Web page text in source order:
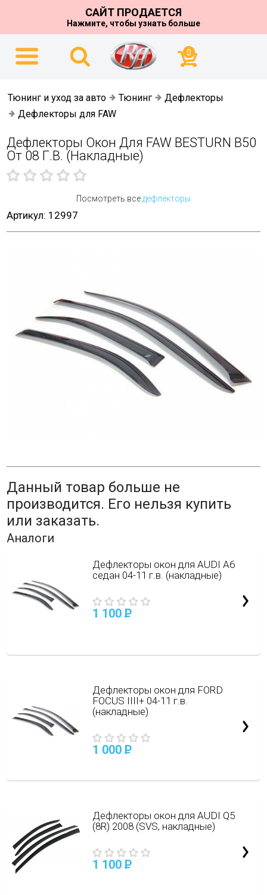
САЙТ ПРОДАЕТСЯ
Нажмите, чтобы узнать больше
0
Тюнинг и уход за авто Тюнинг
Дефлекторы
Дефлекторы для FAW
Дефлекторы Окон Для FAW BESTURN B50
От 08 Г.в. (накладные)
Посмотреть все дефлекторы
Артикул: 12997
Данный товар больше не
производится. Его нельзя купить
или заказать.
Аналоги
Дефлекторы окон для AUDI A6
седан 04-11 г.в. (накладные)
1 100 P
Дефлекторы окон для FORD
FOCUS IIII+ 04-11 г.в.
(накладные)
1 000 P
Дефлекторы окон для AUDI Q5
(8R) 2008 (SVS, накладные)
1 100 P